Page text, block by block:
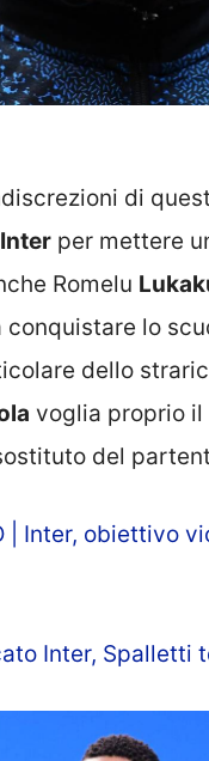
di
Inter per mettere
Romelu
lo
dello
voglia proprio il
del
| Inter, obiettivo
Inter, Spalletti